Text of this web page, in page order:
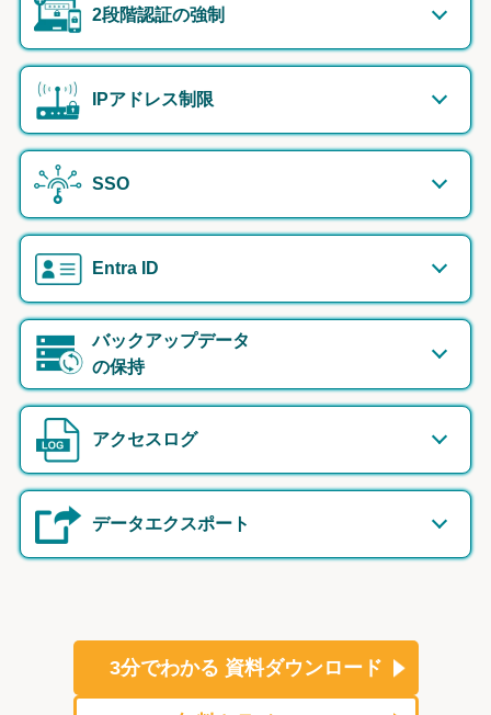
2段階認証の強制
IPアドレス制限
SSO
Entra ID
バックアップデータ
の保持
アクセスログ
データエクスポート
3分でわかる 資料ダウンロード